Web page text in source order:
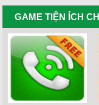
GAME TIỆN ÍCH